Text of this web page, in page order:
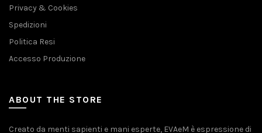
Privacy & Cookies
Spedizioni
Politica Resi
Accesso Produzione
ABOUT THE STORE
Creato da menti sapienti e mani esperte, EVAeM è espressione di